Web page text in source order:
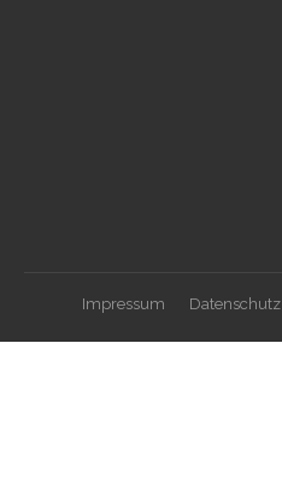
Impressum Datenschutz